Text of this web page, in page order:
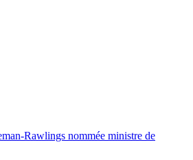
Rawlings nommée ministre de